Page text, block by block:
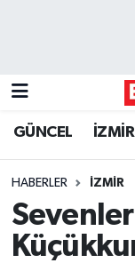
GÜNCEL İZMİR
HABERLER İZMİR
GÜNCEL
ÖZEL